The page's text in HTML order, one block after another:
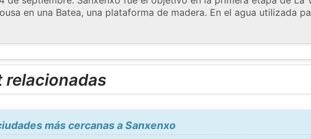
en una Batea, una plataforma de madera. En el agua utilizada
más cercanas a Sanxenxo